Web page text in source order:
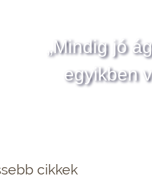
„Mindig jó
egyikben
cikkek